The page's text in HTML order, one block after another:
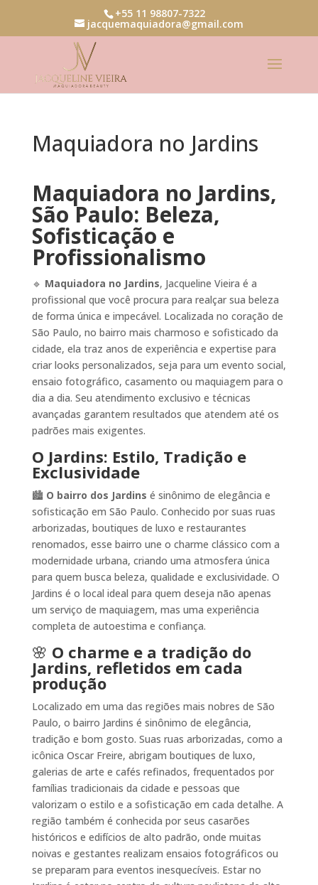
+55 11 98807-7322
jacquemaquiadora@gmail.com
Maquiadora no Jardins
Maquiadora no Jardins,
São Paulo: Beleza,
Sofisticação e
Profissionalismo
🔹 Maquiadora no Jardins, Jacqueline Vieira é a
profissional que você procura para realçar sua beleza
de forma única e impecável. Localizada no coração de
São Paulo, no bairro mais charmoso e sofisticado da
cidade, ela traz anos de experiência e expertise para
criar looks personalizados, seja para um evento social,
ensaio fotográfico, casamento ou maquiagem para o
dia a dia. Seu atendimento exclusivo e técnicas
avançadas garantem resultados que atendem até os
padrões mais exigentes.
O Jardins: Estilo, Tradição e
Exclusividade
🏙️ O bairro dos Jardins é sinônimo de elegância e
sofisticação em São Paulo. Conhecido por suas ruas
arborizadas, boutiques de luxo e restaurantes
renomados, esse bairro une o charme clássico com a
modernidade urbana, criando uma atmosfera única
para quem busca beleza, qualidade e exclusividade. O
Jardins é o local ideal para quem deseja não apenas
um serviço de maquiagem, mas uma experiência
completa de autoestima e confiança.
🌸 O charme e a tradição do
Jardins, refletidos em cada
produção
Localizado em uma das regiões mais nobres de São
Paulo, o bairro Jardins é sinônimo de elegância,
tradição e bom gosto. Suas ruas arborizadas, como a
icônica Oscar Freire, abrigam boutiques de luxo,
galerias de arte e cafés refinados, frequentados por
famílias tradicionais da cidade e pessoas que
valorizam o estilo e a sofisticação em cada detalhe. A
região também é conhecida por seus casarões
históricos e edifícios de alto padrão, onde muitas
noivas e gestantes realizam ensaios fotográficos ou
se preparam para eventos inesquecíveis. Estar no